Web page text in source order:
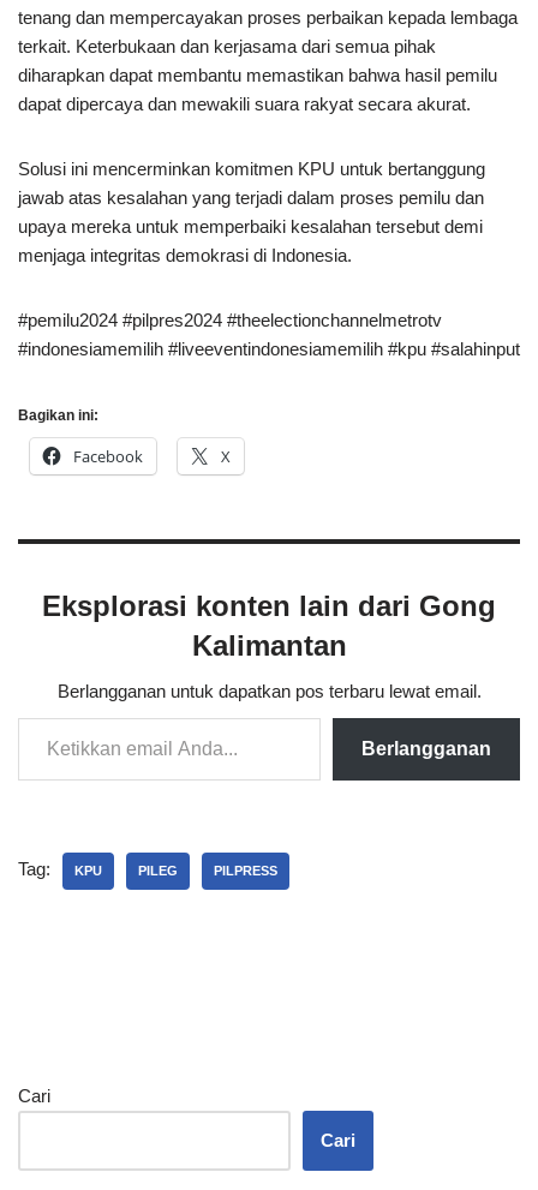
tenang dan mempercayakan proses perbaikan kepada lembaga
terkait. Keterbukaan dan kerjasama dari semua pihak
diharapkan dapat membantu memastikan bahwa hasil pemilu
dapat dipercaya dan mewakili suara rakyat secara akurat.
Solusi ini mencerminkan komitmen KPU untuk bertanggung
jawab atas kesalahan yang terjadi dalam proses pemilu dan
upaya mereka untuk memperbaiki kesalahan tersebut demi
menjaga integritas demokrasi di Indonesia.
#pemilu2024 #pilpres2024 #theelectionchannelmetrotv
#indonesiamemilih #liveeventindonesiamemilih #kpu #salahinput
Bagikan ini:
Facebook X
Eksplorasi konten lain dari Gong
Kalimantan
Berlangganan untuk dapatkan pos terbaru lewat email.
Berlangganan
Tag: KPU PILEG PILPRESS
Cari
Cari